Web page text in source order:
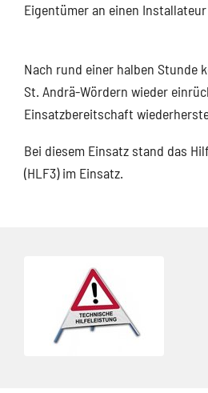
Eigentümer an einen
Nach rund einer halben Stunde
St. Andrä-Wördern wieder
Einsatzbereitschaft
Bei diesem Einsatz stand das
(HLF3) im Einsatz.